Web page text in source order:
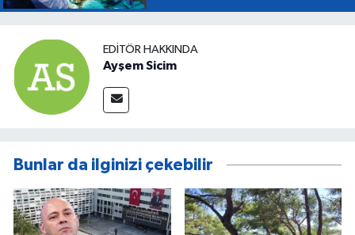
EDITÖR HAKKINDA
Ayşem Sicim
Bunlar da ilginizi çekebilir